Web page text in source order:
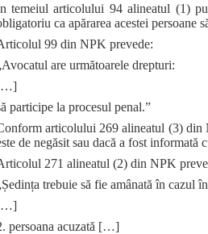
temeiul articolului 94 alineatul (1)
ca apărarea acestei persoane
99 din NPK prevede:
are următoarele drepturi:
participe la procesul penal.”
articolului 269 alineatul (3) din
de negăsit sau dacă a fost informată
271 alineatul (2) din NPK
trebuie să fie amânată în cazul
persoana acuzată […]